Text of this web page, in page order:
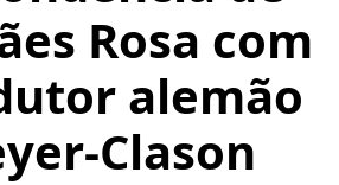
Rosa com
alemão
Clason